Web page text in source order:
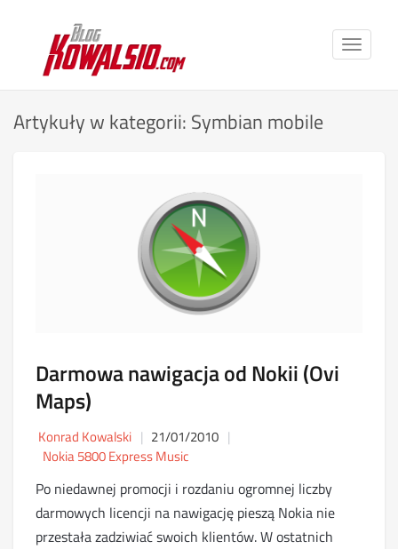
Toggle
Artykuły w kategorii: Symbian mobile
Darmowa nawigacja od Nokii (Ovi
Maps)
Konrad Kowalski
21/01/2010
Nokia 5800 Express Music
Po niedawnej promocji i rozdaniu ogromnej liczby
darmowych licencji na nawigację pieszą Nokia nie
przestała zadziwiać swoich klientów. W ostatnich